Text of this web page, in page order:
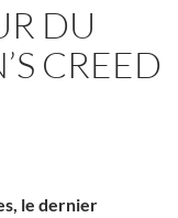
DU
CREED
le dernier